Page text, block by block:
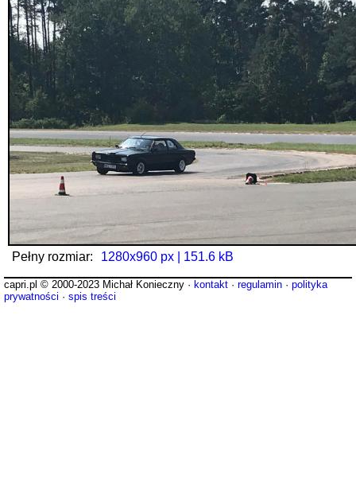
Pełny rozmiar: 1280x960 px | 151.6 kB
capri.pl © 2000-2023 Michał Konieczny · kontakt · regulamin · polityka
prywatności · spis treści